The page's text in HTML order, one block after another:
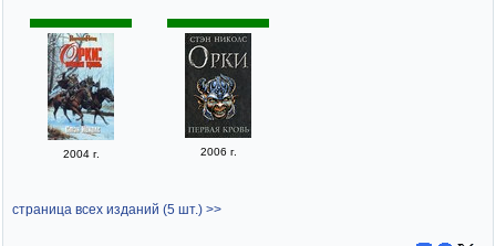
2004 г. 2006 г.
страница всех изданий (5 шт.) >>